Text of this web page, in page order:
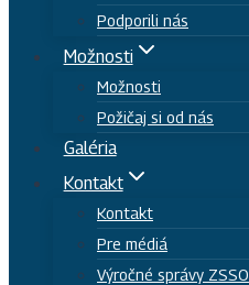
Podporili nás
Možnosti
Možnosti
Požičaj si od nás
Galéria
Kontakt
Kontakt
Pre médiá
Výročné správy ZSSO